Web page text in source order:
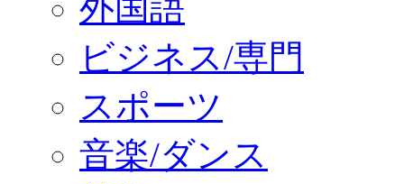
外国語
ビジネス/専門
スポーツ
音楽/ダンス